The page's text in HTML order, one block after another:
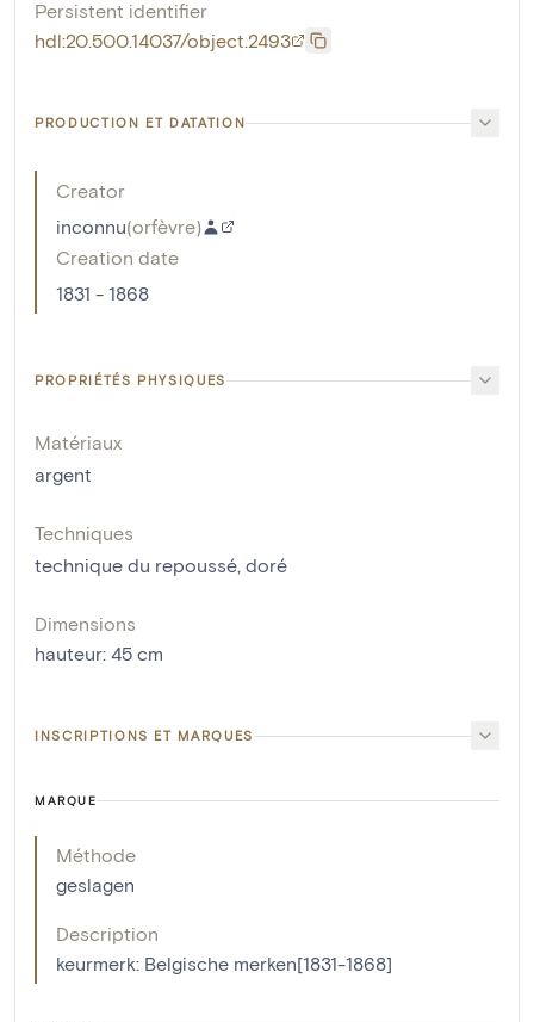
Persistent identifier
hdl:20.500.14037/object.2493
PRODUCTION ET DATATION
Creator
inconnu(orfèvre)
Creation date
1831 - 1868
PROPRIÉTÉS PHYSIQUES
Matériaux
argent
Techniques
technique du repoussé, doré
Dimensions
hauteur: 45 cm
INSCRIPTIONS ET MARQUES
MARQUE
Méthode
geslagen
Description
keurmerk: Belgische merken[1831-1868]